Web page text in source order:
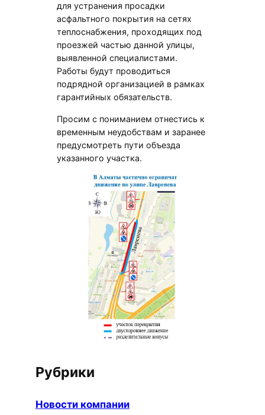
для устранения просадки
асфальтного покрытия на сетях
теплоснабжения, проходящих под
проезжей частью данной улицы,
выявленной специалистами.
Работы будут проводиться
подрядной организацией в рамках
гарантийных обязательств.
Просим с пониманием отнестись к
временным неудобствам и заранее
предусмотреть пути объезда
указанного участка.
Рубрики
Новости компании